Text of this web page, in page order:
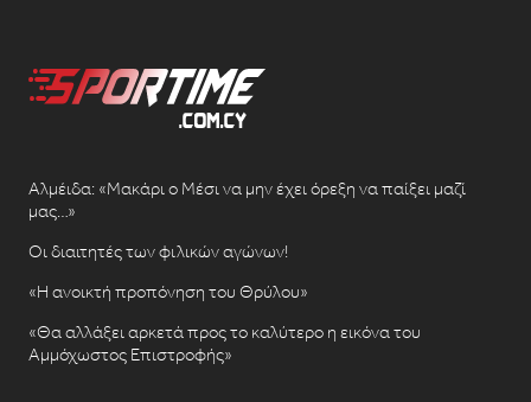
Αλμέιδα: «Μακάρι ο Μέσι να μην έχει όρεξη να παίξει μαζί
μας…»
Οι διαιτητές των φιλικών αγώνων!
«Η ανοικτή προπόνηση του Θρύλου»
«Θα αλλάξει αρκετά προς το καλύτερο η εικόνα του
Αμμόχωστος Επιστροφής»